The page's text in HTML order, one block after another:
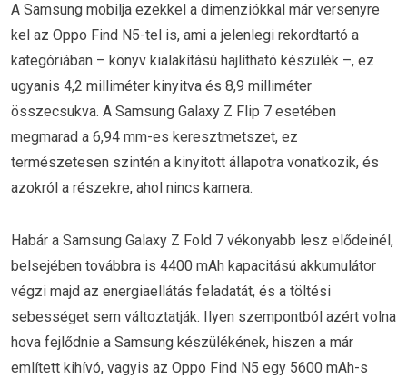
A Samsung mobilja ezekkel a dimenziókkal már versenyre
kel az Oppo Find N5-tel is, ami a jelenlegi rekordtartó a
kategóriában – könyv kialakítású hajlítható készülék –, ez
ugyanis 4,2 milliméter kinyitva és 8,9 milliméter
összecsukva. A Samsung Galaxy Z Flip 7 esetében
megmarad a 6,94 mm-es keresztmetszet, ez
természetesen szintén a kinyitott állapotra vonatkozik, és
azokról a részekre, ahol nincs kamera.
Habár a Samsung Galaxy Z Fold 7 vékonyabb lesz elődeinél,
belsejében továbbra is 4400 mAh kapacitású akkumulátor
végzi majd az energiaellátás feladatát, és a töltési
sebességet sem változtatják. Ilyen szempontból azért volna
hova fejlődnie a Samsung készülékének, hiszen a már
említett kihívó, vagyis az Oppo Find N5 egy 5600 mAh-s